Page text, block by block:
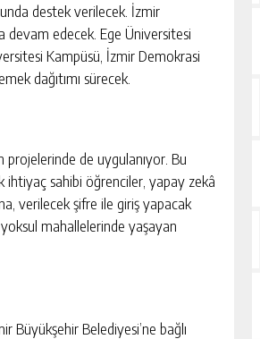
destek verilecek. İzmir
devam edecek. Ege Üniversitesi
Kampüsü, İzmir Demokrasi
dağıtımı sürecek.
projelerinde de uygulanıyor. Bu
ihtiyaç sahibi öğrenciler, yapay zekâ
verilecek şifre ile giriş yapacak
mahallelerinde yaşayan
Büyükşehir Belediyesi’ne bağlı